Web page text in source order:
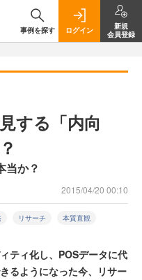
事例を探す ログイン
新規
会員登録
する「内向
当か？
2015/04/20 00:10
リサーチ 本質直観
ティ化し、POSデータに代
るようになった今、リサー